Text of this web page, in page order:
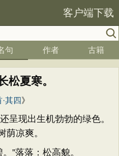
客户端下载
句 作者 古籍
松夏寒。
其四》
呈现出生机勃勃的绿色。
荫凉爽。
”落落：松高貌。